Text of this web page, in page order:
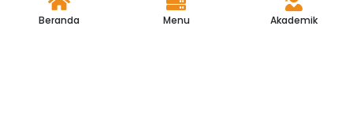
Beranda Menu Akademik